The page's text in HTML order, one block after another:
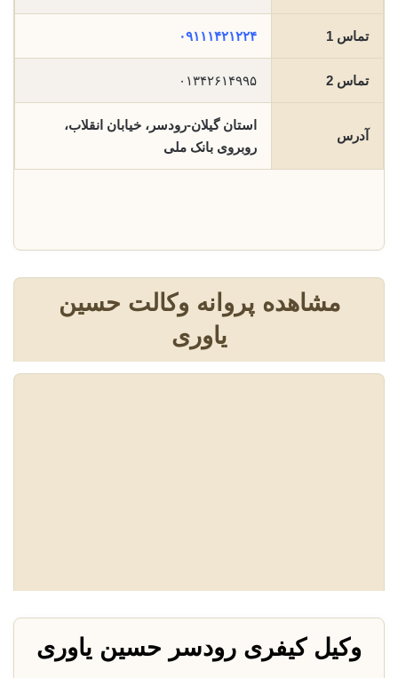
تماس 1 ۰۹۱۱۱۴۲۱۲۲۴
تماس 2 ۰۱۳۴۲۶۱۴۹۹۵
آدرس
استان گیلان-رودسر، خیابان انقلاب،
روبروی بانک ملی
مشاهده پروانه وکالت حسین
یاوری
وکیل کیفری رودسر حسین یاوری